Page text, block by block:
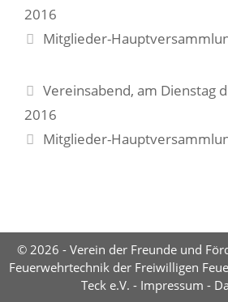
2016
Mitglieder-
Vereinsabend, am Dienstag
2016
Mitglieder-
© 2026 - Verein der Freunde und
Feuerwehrtechnik der Freiwilligen
Teck e.V. - Impressum -